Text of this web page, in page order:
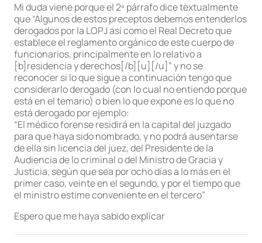
Mi duda viene porque el 2º párrafo dice textualmente
que “Algunos de estos preceptos debemos entenderlos
derogados por la LOPJ así como el Real Decreto que
establece el reglamento orgánico de este cuerpo de
funcionarios, principalmente en lo relativo a
[b]residencia y derechos[/b][u][/u]” y no se
reconocer si lo que sigue a continuación tengo que
considerarlo derogado (con lo cual no entiendo porque
está en el temario) o bien lo que expone es lo que no
está derogado por ejemplo:
“El médico forense residirá en la capital del juzgado
para que haya sido nombrado, y no podrá ausentarse
de ella sin licencia del juez, del Presidente de la
Audiencia de lo criminal o del Ministro de Gracia y
Justicia, según que sea por ocho días a lo más en el
primer caso, veinte en el segundo, y por el tiempo que
el ministro estime conveniente en el tercero”
Espero que me haya sabido explicar